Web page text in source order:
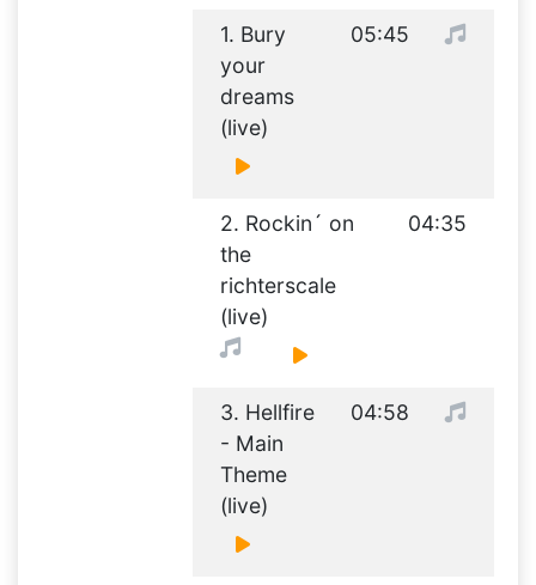
1. Bury
your
dreams
(live)
05:45
2. Rockin´ on
the
richterscale
(live)
04:35
3. Hellfire
- Main
Theme
(live)
04:58